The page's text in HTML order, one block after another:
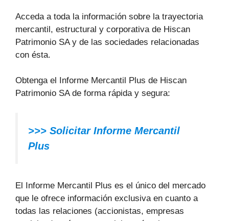
Acceda a toda la información sobre la trayectoria
mercantil, estructural y corporativa de Hiscan
Patrimonio SA y de las sociedades relacionadas
con ésta.
Obtenga el Informe Mercantil Plus de Hiscan
Patrimonio SA de forma rápida y segura:
>>> Solicitar Informe Mercantil
Plus
El Informe Mercantil Plus es el único del mercado
que le ofrece información exclusiva en cuanto a
todas las relaciones (accionistas, empresas